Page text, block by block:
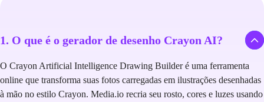
1. O que é o gerador de desenho Crayon AI?
O Crayon Artificial Intelligence Drawing Builder é uma ferramenta
online que transforma suas fotos carregadas em ilustrações desenhadas
à mão no estilo Crayon. Media.io recria seu rosto, cores e luzes usando